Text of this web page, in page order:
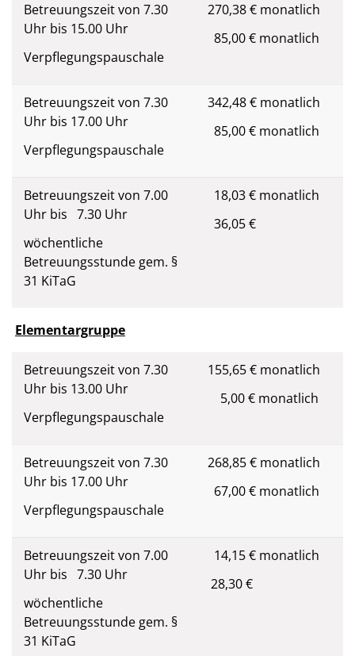
Betreuungszeit von 7.30
Uhr bis 15.00 Uhr
Verpflegungspauschale
270,38 € monatlich
85,00 € monatlich
Betreuungszeit von 7.30
Uhr bis 17.00 Uhr
Verpflegungspauschale
342,48 € monatlich
85,00 € monatlich
Betreuungszeit von 7.00
Uhr bis 7.30 Uhr
wöchentliche
Betreuungsstunde gem. §
31 KiTaG
18,03 € monatlich
36,05 €
Elementargruppe
Betreuungszeit von 7.30
Uhr bis 13.00 Uhr
Verpflegungspauschale
155,65 € monatlich
5,00 € monatlich
Betreuungszeit von 7.30
Uhr bis 17.00 Uhr
Verpflegungspauschale
268,85 € monatlich
67,00 € monatlich
Betreuungszeit von 7.00
Uhr bis 7.30 Uhr
wöchentliche
Betreuungsstunde gem. §
31 KiTaG
14,15 € monatlich
28,30 €